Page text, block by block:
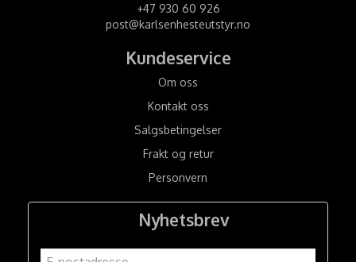
+47 930 60 926
post@karlsenhesteutstyr.no
Kundeservice
Om oss
Kontakt oss
Salgsbetingelser
Frakt og retur
Personvern
Nyhetsbrev